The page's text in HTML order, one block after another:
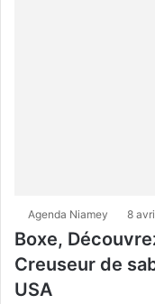
Agenda Niamey 8
Boxe,
Creuseur de
USA